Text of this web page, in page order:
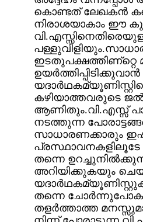
കൊണ്ടത്‌ ലേഖകന്‍
നിരാശയാകാം ഈ
കഴിയാത്തവരുടെ
ആണിതും.വി.എസ്സ്‌
നടത്തുന്ന
സാധാരണക്കാരും
പ്രസ്ഥാവനകളിലൂടേ
തന്നെ
അറിയിക്കുകയും
തന്നെ
തളര്‍ത്താത്ത